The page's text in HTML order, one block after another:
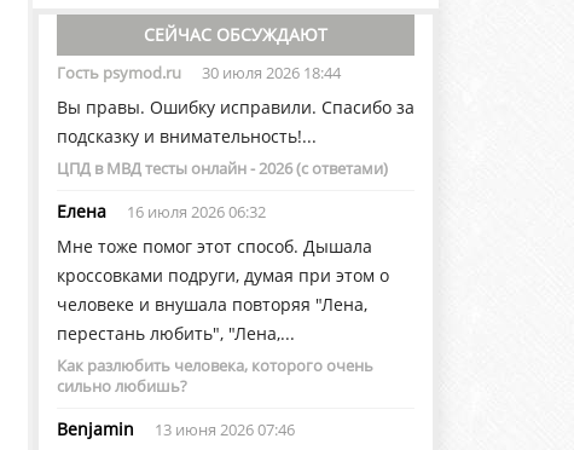
СЕЙЧАС ОБСУЖДАЮТ
Гость psymod.ru 30 июля 2026 18:44
Вы правы. Ошибку исправили. Спасибо за
подсказку и внимательность!...
ЦПД в МВД тесты онлайн - 2026 (с ответами)
Елена 16 июля 2026 06:32
Мне тоже помог этот способ. Дышала
кроссовками подруги, думая при этом о
человеке и внушала повторяя "Лена,
перестань любить", "Лена,...
Как разлюбить человека, которого очень
сильно любишь?
Benjamin 13 июня 2026 07:46